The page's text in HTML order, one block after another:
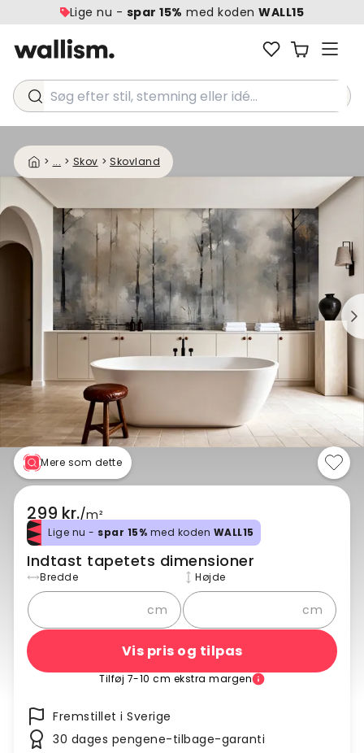
Lige nu - spar 15% med kodenWALL15
Søg efter stil, stemning eller idé...
> ... > Skov > Skovland
Mere som dette
299 kr./m²
Lige nu - spar 15% med koden WALL15
Indtast tapetets dimensioner
Bredde
cm
Højde
cm
Vis pris og tilpas
Tilføj 7-10 cm ekstra margen
Fremstillet i Sverige
30 dages pengene-tilbage-garanti